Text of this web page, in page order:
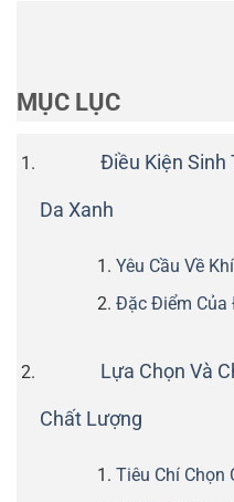
MỤC LỤC
Điều Kiện Sinh
Da Xanh
Yêu Cầu Về
Đặc Điểm Của
Lựa Chọn Và
Chất Lượng
Tiêu Chí Chọn